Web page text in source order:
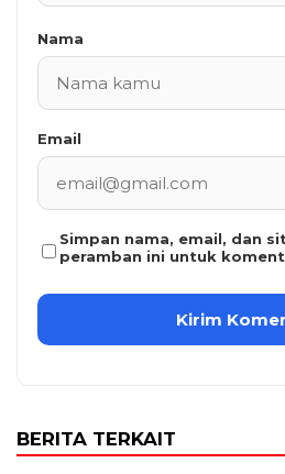
Nama
Email
Simpan nama, email, dan
peramban ini untuk
BERITA TERKAIT